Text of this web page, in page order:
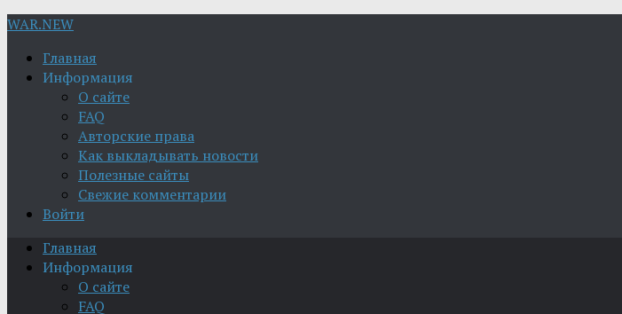
WAR.NEW
Главная
Информация
О сайте
FAQ
Авторские права
Как выкладывать новости
Полезные сайты
Свежие комментарии
Войти
Главная
Информация
О сайте
FAQ